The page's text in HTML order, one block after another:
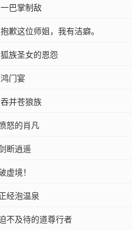
巴掌制敌
歉这位师姐，我有洁癖。
族圣女的恩怨
门宴
并苍狼族
怒的肖凡
断逍遥
虚境！
经泡温泉
不及待的道尊行者